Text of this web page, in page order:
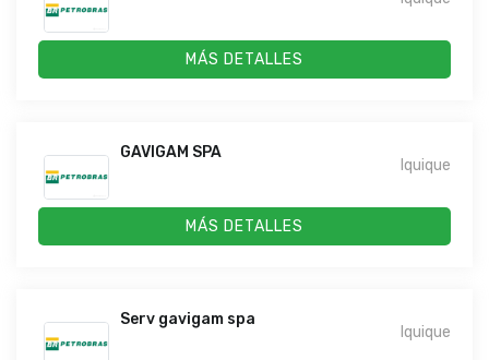
MÁS DETALLES
GAVIGAM SPA
Iquique
MÁS DETALLES
Serv gavigam spa
Iquique